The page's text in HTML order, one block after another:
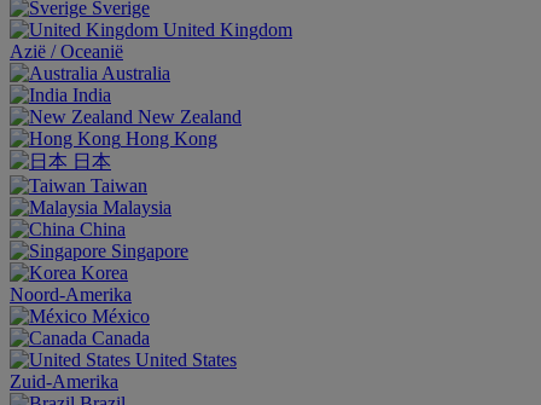
Sverige
United Kingdom
Aziё / Oceaniё
Australia
India
New Zealand
Hong Kong
日本
Taiwan
Malaysia
China
Singapore
Korea
Noord-Amerika
México
Canada
United States
Zuid-Amerika